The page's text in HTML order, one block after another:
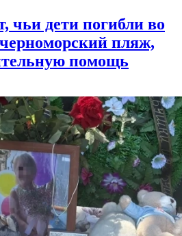
чьи дети погибли во
пляж,
помощь